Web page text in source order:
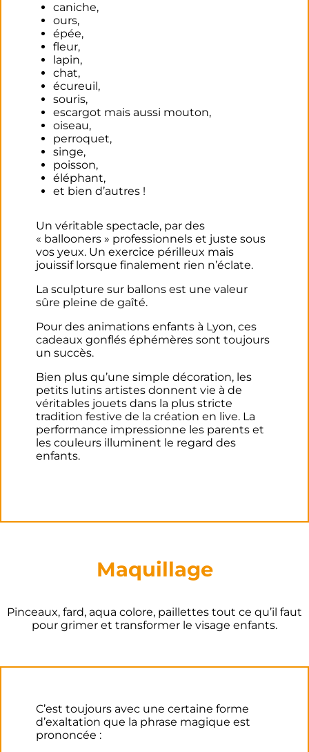
caniche,
ours,
épée,
fleur,
lapin,
chat,
écureuil,
souris,
escargot mais aussi mouton,
oiseau,
perroquet,
singe,
poisson,
éléphant,
et bien d’autres !
Un véritable spectacle, par des
« ballooners » professionnels et juste sous
vos yeux. Un exercice périlleux mais
jouissif lorsque finalement rien n’éclate.
La sculpture sur ballons est une valeur
sûre pleine de gaîté.
Pour des animations enfants à Lyon, ces
cadeaux gonflés éphémères sont toujours
un succès.
Bien plus qu’une simple décoration, les
petits lutins artistes donnent vie à de
véritables jouets dans la plus stricte
tradition festive de la création en live. La
performance impressionne les parents et
les couleurs illuminent le regard des
enfants.
Maquillage
Pinceaux, fard, aqua colore, paillettes tout ce qu’il faut
pour grimer et transformer le visage enfants.
C’est toujours avec une certaine forme
d’exaltation que la phrase magique est
prononcée :